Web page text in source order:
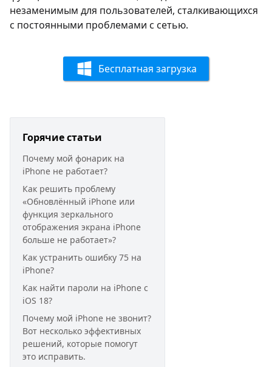
незаменимым для пользователей, сталкивающихся
с постоянными проблемами с сетью.
Бесплатная загрузка
Горячие статьи
Почему мой фонарик на
iPhone не работает?
Как решить проблему
«Обновлённый iPhone или
функция зеркального
отображения экрана iPhone
больше не работает»?
Как устранить ошибку 75 на
iPhone?
Как найти пароли на iPhone с
iOS 18?
Почему мой iPhone не звонит?
Вот несколько эффективных
решений, которые помогут
это исправить.